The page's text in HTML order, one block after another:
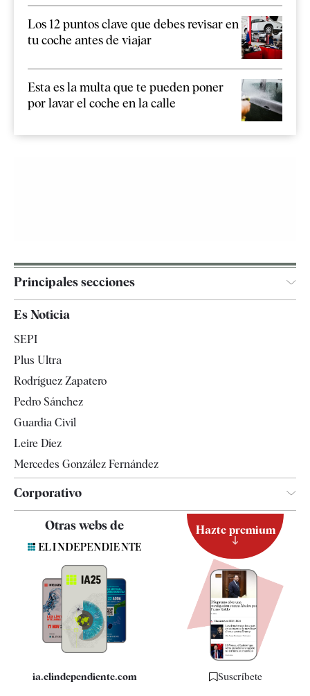
Los 12 puntos clave que debes revisar en
tu coche antes de viajar
Esta es la multa que te pueden poner
por lavar el coche en la calle
Principales secciones
España
Televisión
Es Noticia
SEPI
Plus Ultra
Rodríguez Zapatero
Pedro Sánchez
Guardia Civil
Leire Díez
Mercedes González Fernández
Corporativo
Contacto
Quiénes somos
Especificaciones
Otras webs de
ia.elindependiente.com
Hazte premium
Suscríbete